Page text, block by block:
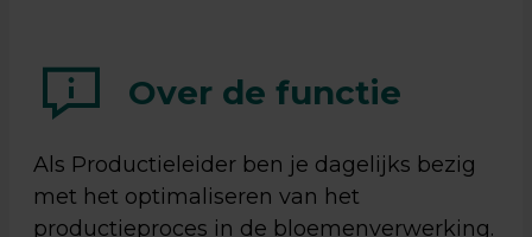
Over de functie
Als Productieleider ben je dagelijks bezig
met het optimaliseren van het
productieproces in de bloemenverwerking.